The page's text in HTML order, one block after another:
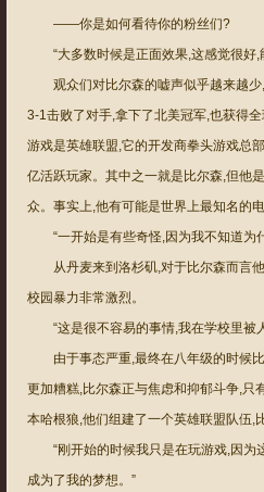
——你是如何看待你的粉丝们?
“大多数时候是正面效果,这感觉很好
观众们对比尔森的嘘声似乎越来越
3-1击败了对手,拿下了北美冠军,也获得
游戏是英雄联盟,它的开发商拳头游戏总
亿活跃玩家。其中之一就是比尔森,但他
众。事实上,他有可能是世界上最知名的
“一开始是有些奇怪,因为我不知道为
从丹麦来到洛杉矶,对于比尔森而言
校园暴力非常激烈。
“这是很不容易的事情,我在学校里
由于事态严重,最终在八年级的时候
更加糟糕,比尔森正与焦虑和抑郁斗争,
本哈根狼,他们组建了一个英雄联盟队伍,
“刚开始的时候我只是在玩游戏,因
成为了我的梦想。”